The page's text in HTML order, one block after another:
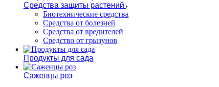
Средства защиты растений
Биотехнические средства
Средства от болезней
Средства от вредителей
Средство от грызунов
Продукты для сада
Саженцы роз